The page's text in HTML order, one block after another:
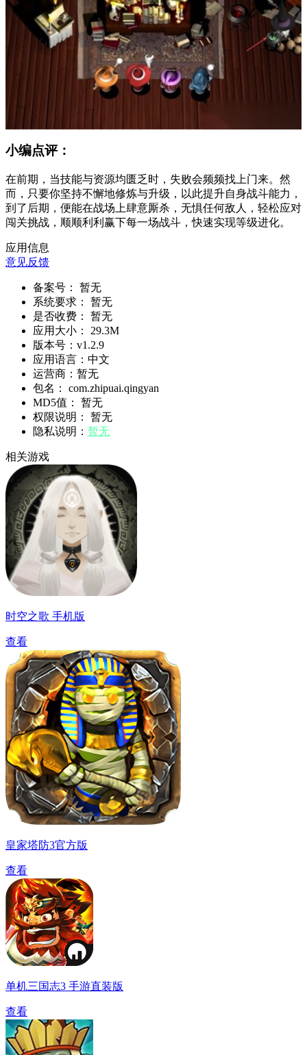
小编点评：
在前期，当技能与资源均匮乏时，失败会频频找上门来。然
而，只要你坚持不懈地修炼与升级，以此提升自身战斗能力，
到了后期，便能在战场上肆意厮杀，无惧任何敌人，轻松应对
闯关挑战，顺顺利利赢下每一场战斗，快速实现等级进化。
应用信息
意见反馈
备案号：
暂无
系统要求：
暂无
是否收费：
暂无
应用大小：
29.3M
版本号： v1.2.9
应用语言： 中文
运营商： 暂无
包名：
com.zhipuai.qingyan
MD5值：
暂无
权限说明：
暂无
隐私说明： 暂无
相关游戏
时空之歌 手机版
查看
皇家塔防3官方版
查看
单机三国志3 手游直装版
查看